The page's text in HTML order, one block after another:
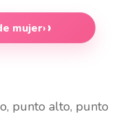
mujer›
punto alto, punto